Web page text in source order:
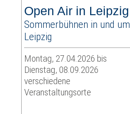
Open Air in Leipzig
Sommerbühnen in und um
Leipzig
Montag, 27.04.2026 bis
Dienstag, 08.09.2026
verschiedene
Veranstaltungsorte